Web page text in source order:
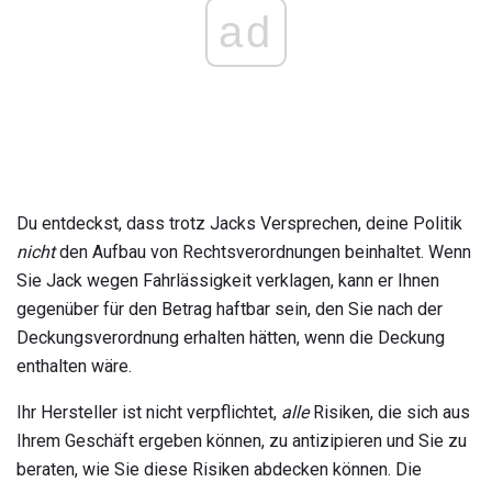
ad
Du entdeckst, dass trotz Jacks Versprechen, deine Politik
nichtden Aufbau von Rechtsverordnungen beinhaltet. Wenn
Sie Jack wegen Fahrlässigkeit verklagen, kann er Ihnen
gegenüber für den Betrag haftbar sein, den Sie nach der
Deckungsverordnung erhalten hätten, wenn die Deckung
enthalten wäre.
Ihr Hersteller ist nicht verpflichtet, alleRisiken, die sich aus
Ihrem Geschäft ergeben können, zu antizipieren und Sie zu
beraten, wie Sie diese Risiken abdecken können. Die